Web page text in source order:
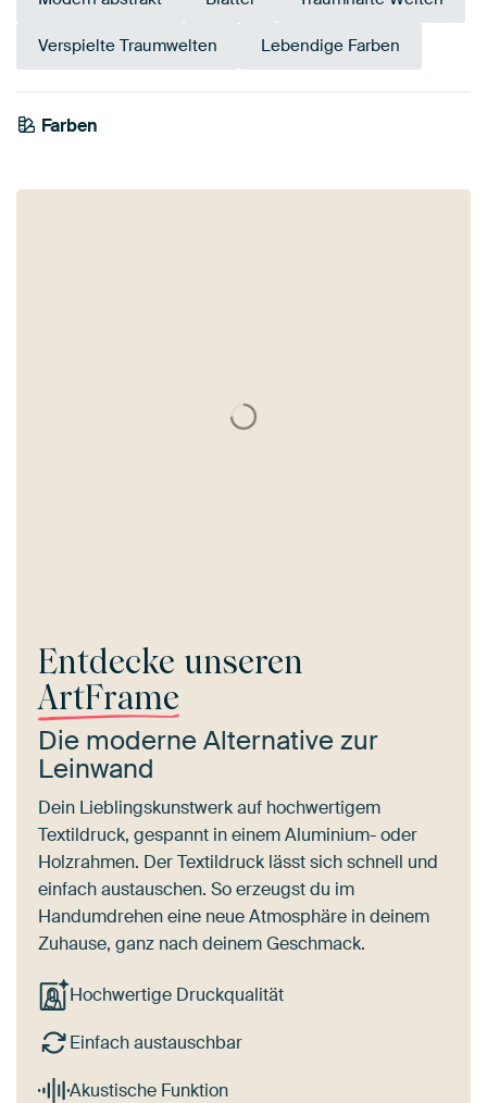
Verspielte Traumwelten Lebendige Farben
Farben
Violett
Flieder
Mauve
Entdecke unseren
ArtFrame
Die moderne Alternative zur
Leinwand
Dein Lieblingskunstwerk auf hochwertigem
Textildruck, gespannt in einem Aluminium- oder
Holzrahmen. Der Textildruck lässt sich schnell und
einfach austauschen. So erzeugst du im
Handumdrehen eine neue Atmosphäre in deinem
Zuhause, ganz nach deinem Geschmack.
Hochwertige Druckqualität
Einfach austauschbar
Akustische Funktion